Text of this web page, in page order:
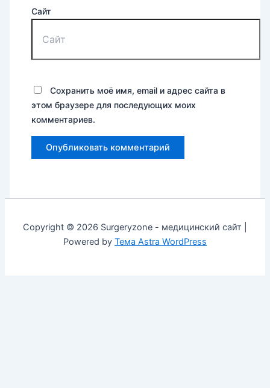
Сайт
Сохранить моё имя, email и адрес сайта в
этом браузере для последующих моих
комментариев.
Copyright © 2026 Surgeryzone - медицинский сайт |
Powered by Тема Astra WordPress